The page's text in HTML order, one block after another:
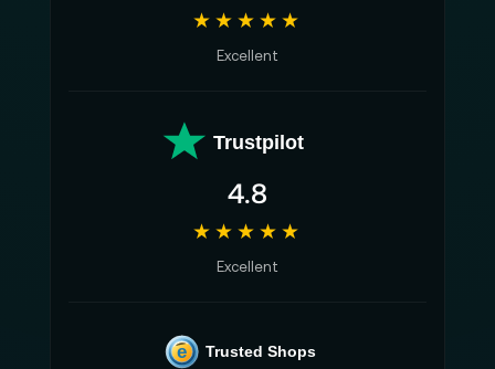
★★★★★
Excellent
Trustpilot
4.8
★★★★★
Excellent
e Trusted Shops